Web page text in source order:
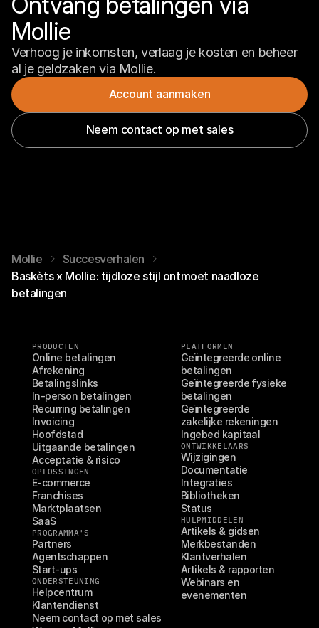
Mollie
Verhoog je inkomsten, verlaag je kosten en beheer
al je geldzaken via Mollie.
Account aanmaken
Neem contact op met sales
Mollie
Succesverhalen
Baskèts x Mollie: tijdloze stijl ontmoet naadloze
betalingen
PRODUCTEN
Online betalingen
Afrekening
Betalingslinks
In-person betalingen
Recurring betalingen
Invoicing
Hoofdstad
Uitgaande betalingen
Acceptatie & risico
OPLOSSINGEN
E-commerce
Franchises
Marktplaatsen
SaaS
PROGRAMMA'S
Partners
Agentschappen
Start-ups
ONDERSTEUNING
Helpcentrum
Klantendienst
Neem contact op met sales
PLATFORMEN
Geïntegreerde online
betalingen
Geïntegreerde fysieke
betalingen
Geïntegreerde
zakelijke rekeningen
Ingebed kapitaal
ONTWIKKELAARS
Wijzigingen
Documentatie
Integraties
Bibliotheken
Status
HULPMIDDELEN
Artikels & gidsen
Merkbestanden
Klantverhalen
Artikels & rapporten
Webinars en
evenementen